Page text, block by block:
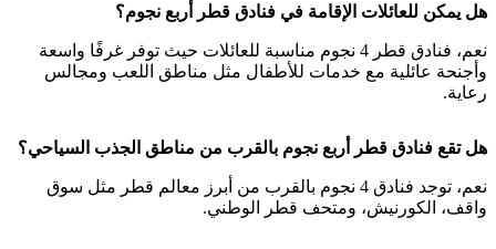
هل يمكن للعائلات الإقامة في فنادق قطر أربع نجوم؟
نعم، فنادق قطر 4 نجوم مناسبة للعائلات حيث توفر غرفًا واسعة
وأجنحة عائلية مع خدمات للأطفال مثل مناطق اللعب ومجالس
رعاية.
هل تقع فنادق قطر أربع نجوم بالقرب من مناطق الجذب السياحي؟
نعم، توجد فنادق 4 نجوم بالقرب من أبرز معالم قطر مثل سوق
واقف، الكورنيش، ومتحف قطر الوطني.